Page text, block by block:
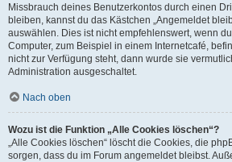
Missbrauch deines Benutzerkontos durch einen
bleiben, kannst du das Kästchen „Angemeldet
auswählen. Dies ist nicht empfehlenswert, wenn
Computer, zum Beispiel in einem Internetcafé,
nicht zur Verfügung steht, dann wurde sie
Administration ausgeschaltet.
Nach oben
Wozu ist die Funktion „Alle Cookies löschen“?
„Alle Cookies löschen“ löscht die Cookies, die
sorgen, dass du im Forum angemeldet bleibst.